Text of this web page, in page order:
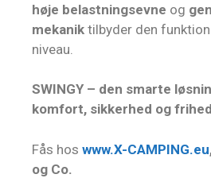
høje belastningsevne og
mekanik tilbyder den
niveau.
SWINGY – den smarte
komfort, sikkerhed og
Fås hos www.X-CAMPING.eu
og Co.